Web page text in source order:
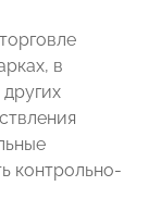
в
контрольно-